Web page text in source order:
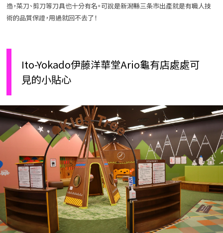
造，菜刀、剪刀等刀具也十分有名。可說是新潟縣三条市出產就是有職人技
術的品質保證，用過就回不去了！
Ito-Yokado伊藤洋華堂Ario龜有店處處可
見的小貼心